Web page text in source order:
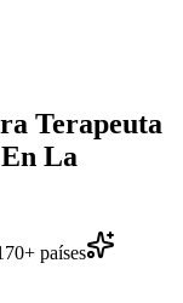
Terapeuta
La
países